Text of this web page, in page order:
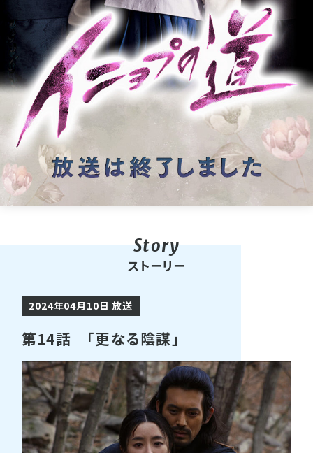
ストーリー
2024年04月10日 放送
第14話 「更なる陰謀」